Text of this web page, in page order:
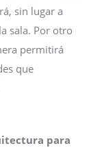
sin lugar a
sala. Por otro
permitirá
que
para